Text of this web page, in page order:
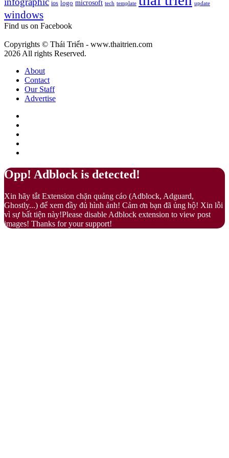
gì?
Fuzz
–
Màu
sự
nhã
ios logo microsoft tech template update
windows
Find us on Facebook
Copyrights © Thái Triển - www.thaitrien.com
2026 All rights Reserved.
About
Contact
Our Staff
Advertise
Back
to
button
Close
Opp! Adblock is detected!
Xin hãy tắt Extension chặn quảng cáo (Adblock, Adguard,
Ghostly...) để xem đầy đủ hình ảnh! Cảm ơn bạn đã ủng hộ! Xin lỗi
vì sự bất tiện này!Please disable Adblock extension to view post
images! Thanks for your support!